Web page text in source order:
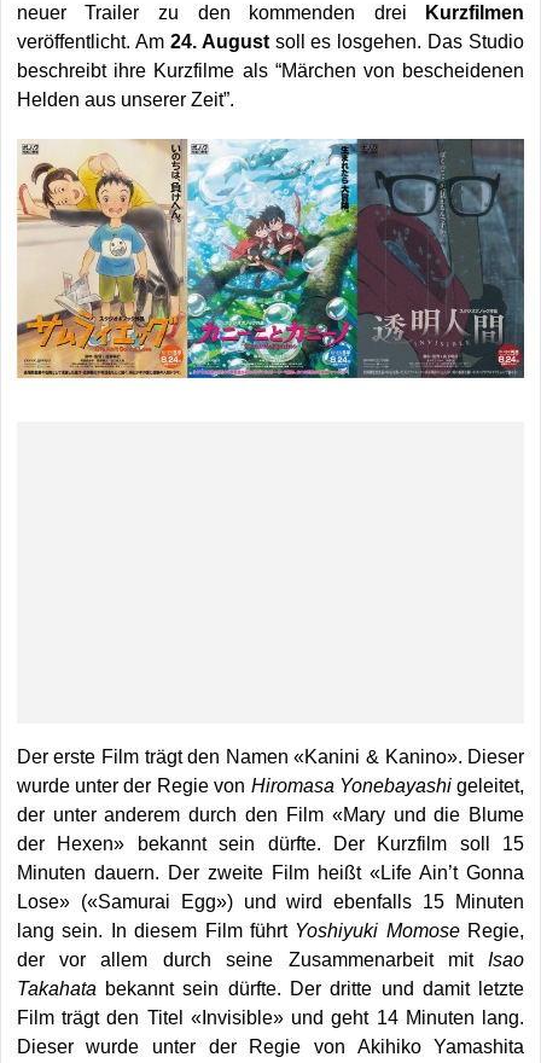
neuer Trailer zu den kommenden drei Kurzfilmen
veröffentlicht. Am 24. Augustsoll es losgehen. Das Studio
beschreibt ihre Kurzfilme als “Märchen von bescheidenen
Helden aus unserer Zeit”.
Der erste Film trägt den Namen «Kanini & Kanino». Dieser
wurde unter der Regie von Hiromasa Yonebayashigeleitet,
der unter anderem durch den Film «Mary und die Blume
der Hexen» bekannt sein dürfte. Der Kurzfilm soll 15
Minuten dauern. Der zweite Film heißt «Life Ain’t Gonna
Lose» («Samurai Egg») und wird ebenfalls 15 Minuten
lang sein. In diesem Film führt Yoshiyuki MomoseRegie,
der vor allem durch seine Zusammenarbeit mitIsao
Takahata bekannt sein dürfte. Der dritte und damit letzte
Film trägt den Titel «Invisible» und geht 14 Minuten lang.
Dieser wurde unter der Regie von Akihiko Yamashita